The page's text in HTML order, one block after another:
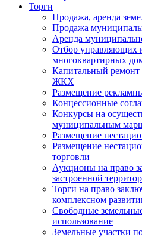
Торги
Продажа, аренда
Продажа
Аренда
Отбор управляющих
многоквартирных
Капитальный ремонт
ЖКХ
Размещение
Концессионные
Конкурсы на
муниципальным
Размещение
Размещение
торговли
Аукционы на право
застроенной
Торги на право
комплексном
Свободные
использование
Земельные участки